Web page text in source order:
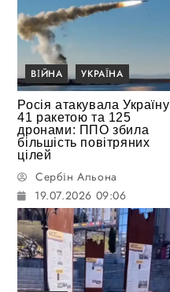
ВІЙНА УКРАЇНА
Росія атакувала Україну
41 ракетою та 125
дронами: ППО збила
більшість повітряних
цілей
Сербін Альона
19.07.2026 09:06